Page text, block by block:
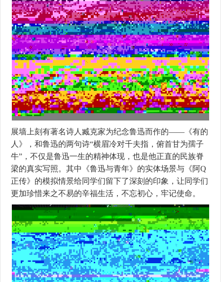
展墙上刻有著名诗人臧克家为纪念鲁迅而作的——《有的
人》，和鲁迅的两句诗“横眉冷对千夫指，俯首甘为孺子
牛”，不仅是鲁迅一生的精神体现，也是他正直的民族脊
梁的真实写照。其中《鲁迅与青年》的实体场景与《阿Q
正传》的模拟情景给同学们留下了深刻的印象，让同学们
更加珍惜来之不易的辛福生活，不忘初心，牢记使命。